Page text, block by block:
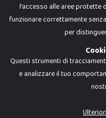
Dadi e Mattoncini è un brand di
I prezzi e le promozioni
l'accesso alle aree protette
funzionare correttamente
per
Questi strumenti di
e analizzare il tuo